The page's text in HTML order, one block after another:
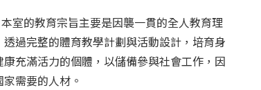
的教育宗旨主要是因襲一貫的全人教育理
透過完整的體育教學計劃與活動設計，培育身
康充滿活力的個體，以儲備參與社會工作，因
家需要的人材。